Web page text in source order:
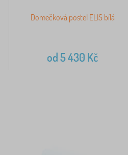
Domečková postel ELIS bílá
od5 430 Kč